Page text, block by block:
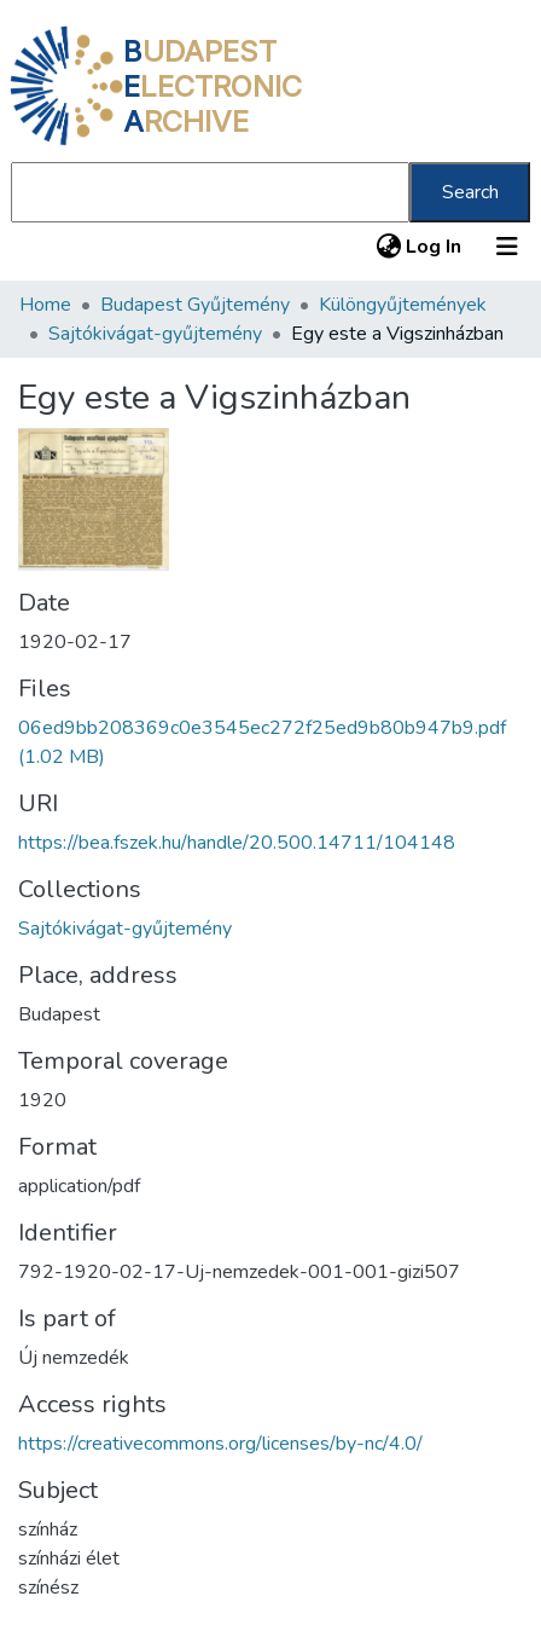
BUDAPEST
ELECTRONIC
ARCHIVE
Search
Log In (current)
Communities & Collections
Statistics
About us
Home Budapest Gyűjtemény
Különgyűjtemények
Sajtókivágat-gyűjtemény
Egy este a Vigszinházban
Egy este a Vigszinházban
Date
1920-02-17
Files
06ed9bb208369c0e3545ec272f25ed9b80b947b9.pdf
(1.02 MB)
URI
https://bea.fszek.hu/handle/20.500.14711/104148
Collections
Sajtókivágat-gyűjtemény
Place, address
Budapest
Temporal coverage
1920
Format
application/pdf
Identifier
792-1920-02-17-Uj-nemzedek-001-001-gizi507
Is part of
Új nemzedék
Access rights
https://creativecommons.org/licenses/by-nc/4.0/
Subject
színház
színházi élet
színész